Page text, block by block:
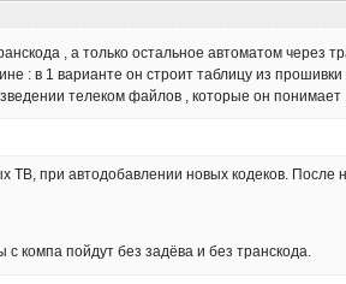
, а только остальное автоматом через
: в 1 варианте он строит таблицу из прошивки
телеком файлов , которые он понимает .
ТВ, при автодобавлении новых кодеков. После
компа пойдут без задёва и без транскода.